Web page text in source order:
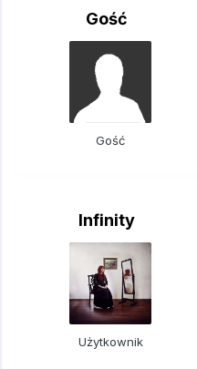
Gość
Gość
Infinity
Użytkownik